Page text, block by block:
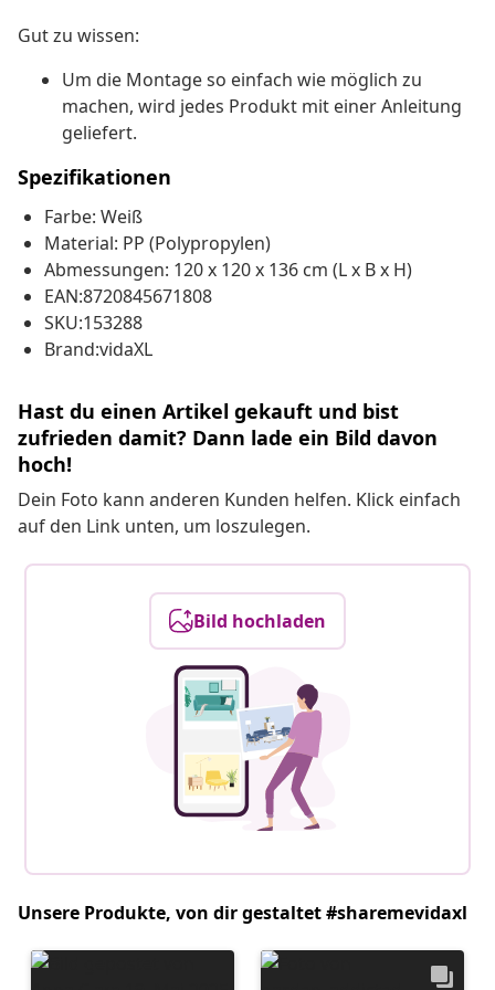
Gut zu wissen:
Um die Montage so einfach wie möglich zu
machen, wird jedes Produkt mit einer Anleitung
geliefert.
Spezifikationen
Farbe: Weiß
Material: PP (Polypropylen)
Abmessungen: 120 x 120 x 136 cm (L x B x H)
EAN:8720845671808
SKU:153288
Brand:vidaXL
Hast du einen Artikel gekauft und bist
zufrieden damit? Dann lade ein Bild davon
hoch!
Dein Foto kann anderen Kunden helfen. Klick einfach
auf den Link unten, um loszulegen.
Bild hochladen
Unsere Produkte, von dir gestaltet #sharemevidaxl